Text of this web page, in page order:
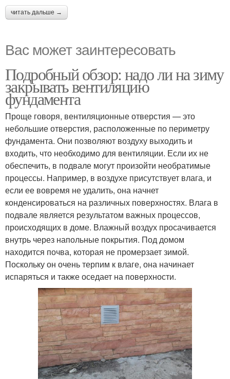
читать дальше →
Вас может заинтересовать
Подробный обзор: надо ли на зиму
закрывать вентиляцию
фундамента
Проще говоря, вентиляционные отверстия — это
небольшие отверстия, расположенные по периметру
фундамента. Они позволяют воздуху выходить и
входить, что необходимо для вентиляции. Если их не
обеспечить, в подвале могут произойти необратимые
процессы. Например, в воздухе присутствует влага, и
если ее вовремя не удалить, она начнет
конденсироваться на различных поверхностях. Влага в
подвале является результатом важных процессов,
происходящих в доме. Влажный воздух просачивается
внутрь через напольные покрытия. Под домом
находится почва, которая не промерзает зимой.
Поскольку он очень терпим к влаге, она начинает
испаряться и также оседает на поверхности.